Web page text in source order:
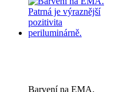
Barvení na EMA.